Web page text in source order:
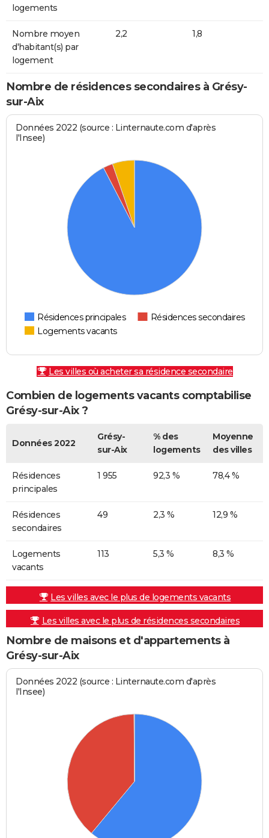
logements
Nombre moyen
d'habitant(s) par
logement
2,2 1,8
Nombre de résidences secondaires à Grésy-
sur-Aix
Données 2022 (source : Linternaute.com d'après
l'Insee)
Résidences principales
Résidences secondaires
Logements vacants
Les villes où acheter sa résidence secondaire
Combien de logements vacants comptabilise
Grésy-sur-Aix ?
Données 2022
Grésy-
sur-Aix
% des
logements
Moyenne
des villes
Résidences
principales
1 955 92,3 % 78,4 %
Résidences
secondaires
49 2,3 % 12,9 %
Logements
vacants
113 5,3 % 8,3 %
Les villes avec le plus de logements vacants
Les villes avec le plus de résidences secondaires
Nombre de maisons et d'appartements à
Grésy-sur-Aix
Données 2022 (source : Linternaute.com d'après
l'Insee)